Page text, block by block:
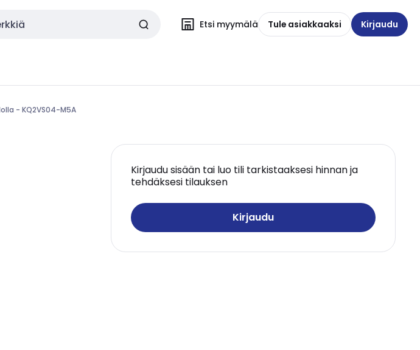
Etsi myymälä Tule asiakkaaksi Kirjaudu
- KQ2VS04-M5A
Kirjaudu sisään tai luo tili tarkistaaksesi hinnan ja
tehdäksesi tilauksen
Kirjaudu